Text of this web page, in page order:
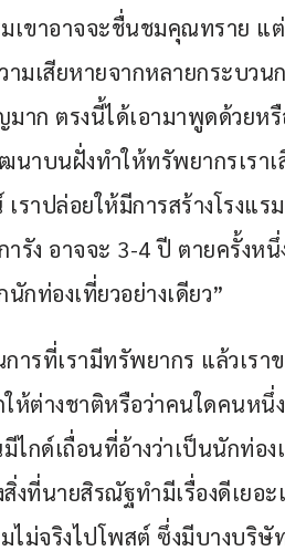
เขาอาจจะชื่นชมคุณทราย แต่
มเสียหายจากหลายกระบวน
ก ตรงนี้ได้เอามาพูดด้วยหรื
าบนฝั่งทำให้ทรัพยากรเราเ
าปล่อยให้มีการสร้างโรงแร
ารัง อาจจะ 3-4 ปี ตายครั้งห
กท่องเที่ยวอย่างเดียว”
ารที่เรามีทรัพยากร แล้วเรา
ให้ต่างชาติหรือว่าคนใดคนห
ไกด์เถื่อนที่อ้างว่าเป็นนักท่
งที่นายสิรณัฐทำมีเรื่องดีเยอ
ไม่จริงไปโพสต์ ซึ่งมีบางบริษั